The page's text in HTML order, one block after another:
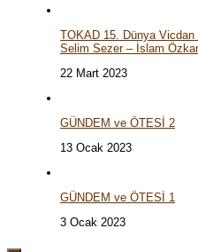
TOKAD 15. Dünya Vicdan
Selim Sezer – İslam
22 Mart 2023
GÜNDEM ve ÖTESİ 2
13 Ocak 2023
GÜNDEM ve ÖTESİ 1
3 Ocak 2023